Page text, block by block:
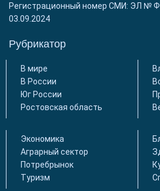
Регистрационный номер СМИ: ЭЛ №
03.09.2024
Рубрикатор
В мире
В России
Юг России
Ростовская область
Экономика
Аграрный сектор
Потребрынок
Туризм